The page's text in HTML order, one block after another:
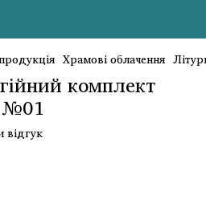
Храмові облачення
комплект
№01
відгук